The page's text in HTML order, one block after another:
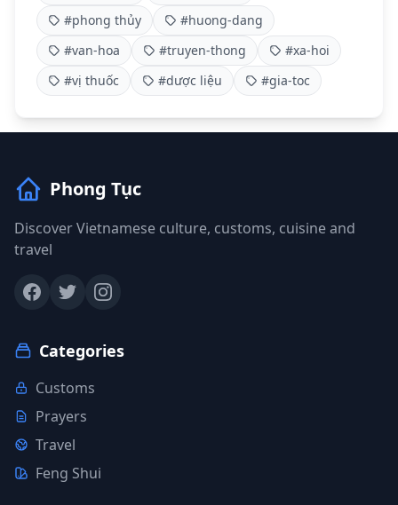
#phong thủy
#huong-dang
#van-hoa
#truyen-thong
#xa-hoi
#vị thuốc
#dược liệu #gia-toc
Phong Tục
Discover Vietnamese culture, customs, cuisine and
travel
Categories
Customs
Prayers
Travel
Feng Shui